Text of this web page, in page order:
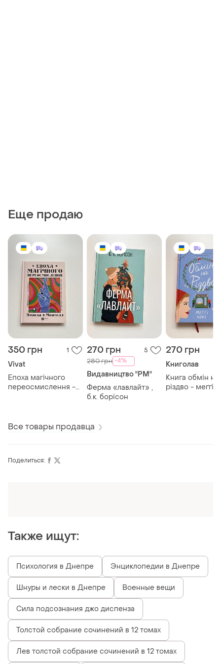
Еще продаю
350 грн 1
Vivat
Епоха магічного
переосмислення -
270 грн 5
280 грн -4%
Видавництво "РМ"
Ферма «лавлайт» ,
б.к. борісон
270 грн
Книголав
Книга обмін на
різдво - меґґі
Все товары продавца
Поделиться:
Также ищут:
Психология в Днепре Энциклопедии в Днепре
Шнуры и лески в Днепре Военные вещи
Сила подсознания джо диспенза
Толстой собрание сочинений в 12 томах
Лев толстой собрание сочинений в 12 томах